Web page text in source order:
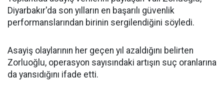
Diyarbakır'da son yılların en başarılı güvenlik
performanslarından birinin sergilendiğini söyledi.
Asayiş olaylarının her geçen yıl azaldığını belirten
Zorluoğlu, operasyon sayısındaki artışın suç oranlarına
da yansıdığını ifade etti.